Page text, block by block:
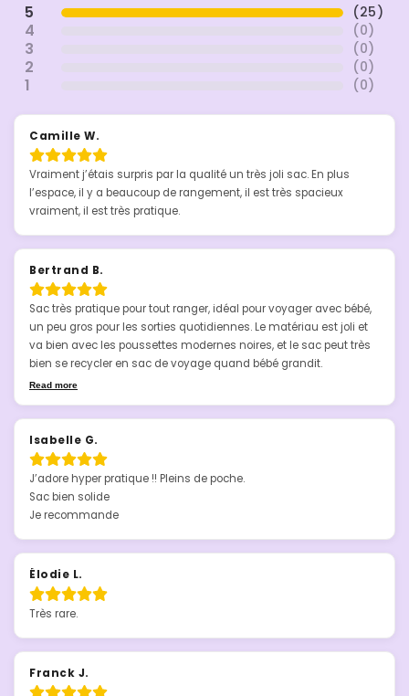
5 (25)
4 (0)
3 (0)
2 (0)
1 (0)
Camille W.
Vraiment j’étais surpris par la qualité un très joli sac. En plus
l’espace, il y a beaucoup de rangement, il est très spacieux
vraiment, il est très pratique.
Bertrand B.
Sac très pratique pour tout ranger, idéal pour voyager avec bébé,
un peu gros pour les sorties quotidiennes. Le matériau est joli et
va bien avec les poussettes modernes noires, et le sac peut très
bien se recycler en sac de voyage quand bébé grandit.
Read more
Isabelle G.
J’adore hyper pratique !! Pleins de poche.
Sac bien solide
Je recommande
Élodie L.
Très rare.
Franck J.